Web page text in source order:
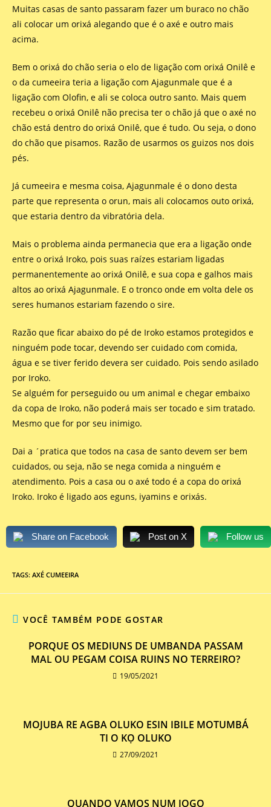
Muitas casas de santo passaram fazer um buraco no chão
ali colocar um orixá alegando que é o axé e outro mais
acima.
Bem o orixá do chão seria o elo de ligação com orixá Onilê e
o da cumeeira teria a ligação com Ajagunmale que é a
ligação com Olofin, e ali se coloca outro santo. Mais quem
recebeu o orixá Onilê não precisa ter o chão já que o axé no
chão está dentro do orixá Onilê, que é tudo. Ou seja, o dono
do chão que pisamos. Razão de usarmos os guizos nos dois
pés.
Já cumeeira e mesma coisa, Ajagunmale é o dono desta
parte que representa o orun, mais ali colocamos outo orixá,
que estaria dentro da vibratória dela.
Mais o problema ainda permanecia que era a ligação onde
entre o orixá Iroko, pois suas raízes estariam ligadas
permanentemente ao orixá Onilê, e sua copa e galhos mais
altos ao orixá Ajagunmale. E o tronco onde em volta dele os
seres humanos estariam fazendo o sire.
Razão que ficar abaixo do pé de Iroko estamos protegidos e
ninguém pode tocar, devendo ser cuidado com comida,
água e se tiver ferido devera ser cuidado. Pois sendo asilado
por Iroko.
Se alguém for perseguido ou um animal e chegar embaixo
da copa de Iroko, não poderá mais ser tocado e sim tratado.
Mesmo que for por seu inimigo.
Dai a ´pratica que todos na casa de santo devem ser bem
cuidados, ou seja, não se nega comida a ninguém e
atendimento. Pois a casa ou o axé todo é a copa do orixá
Iroko. Iroko é ligado aos eguns, iyamins e orixás.
Share on Facebook Post on X Follow us
TAGS: AXÉ CUMEEIRA
VOCÊ TAMBÉM PODE GOSTAR
PORQUE OS MEDIUNS DE UMBANDA PASSAM
MAL OU PEGAM COISA RUINS NO TERREIRO?
19/05/2021
MOJUBA RE AGBA OLUKO ESIN IBILE MOTUMBÁ
TI O KỌ OLUKO
27/09/2021
QUANDO VAMOS NUM JOGO